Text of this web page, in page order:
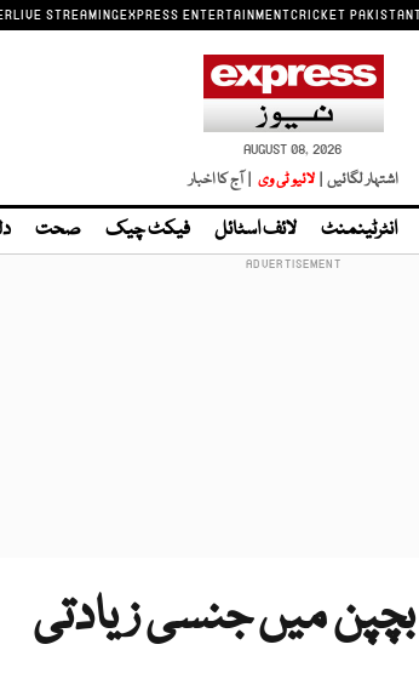
LIVE STREAMINGEXPRESS ENTERTAINMENTCRICKET PAKISTAN
AUGUST 08, 2026
اشتہار لگائیں | لائیو ٹی وی | آج کا اخبار
انٹرٹینمنٹ لائف اسٹائل فیکٹ چیک صحت
بچپن میں جنسی زیادتی